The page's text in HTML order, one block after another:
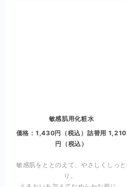
敏感肌用化粧水
価格：1,430円（税込）詰替用 1,210
円（税込）
敏感肌をととのえて、やさしくしっと
り。